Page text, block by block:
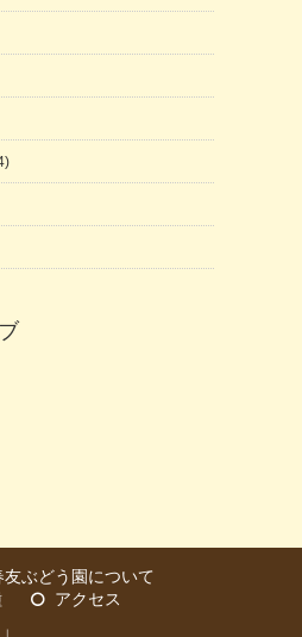
友ぶどう園について
アクセス